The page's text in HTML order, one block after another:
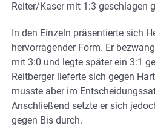
Reiter/Kaser mit 1:3 geschlagen
In den Einzeln präsentierte sich
hervorragender Form. Er
mit 3:0 und legte später ein 3:1
Reitberger lieferte sich gegen
musste aber im
Anschließend setzte er sich
gegen Bis durch.